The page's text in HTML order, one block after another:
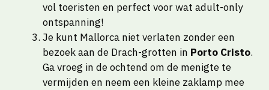
vol toeristen en perfect voor wat adult-only
ontspanning!
Je kunt Mallorca niet verlaten zonder een
bezoek aan de Drach-grotten in Porto Cristo.
Ga vroeg in de ochtend om de menigte te
vermijden en neem een kleine zaklamp mee